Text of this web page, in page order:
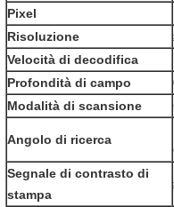
Pixel
Risoluzione
Velocità di decodifica
Profondità di campo
Modalità di scansione
Angolo di ricerca
Segnale di contrasto di
stampa